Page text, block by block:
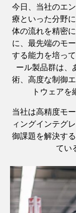
今日、当社のエ
療といった分野
体の流れを精密
に、最先端のモ
する能力を培っ
ール製品群は、
術、高度な制御
トウェアを
当社は高精度モ
ィングインテグ
御課題を解決す
てい